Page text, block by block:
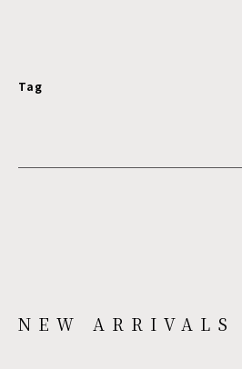
Tag
NEW ARRIVALS